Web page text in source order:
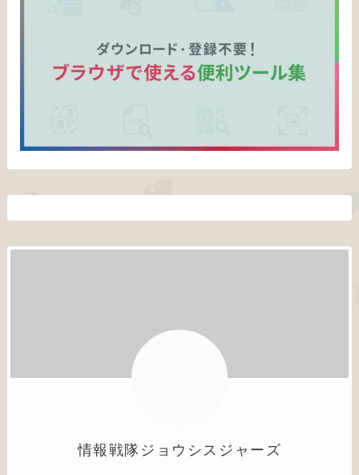
情報戦隊ジョウシスジャーズ